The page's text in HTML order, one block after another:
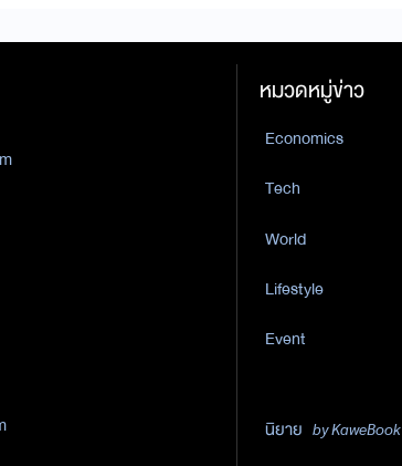
หมวดหมู่ข่าว
Economics
Tech
World
Lifestyle
Event
นิยาย by KaweBook